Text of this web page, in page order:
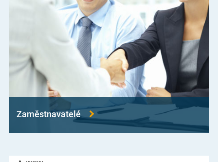
Zaměstnavatelé